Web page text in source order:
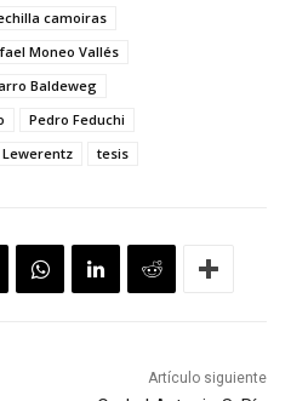
camoiras
Moneo Vallés
Baldeweg
Pedro Feduchi
tesis
Artículo siguiente